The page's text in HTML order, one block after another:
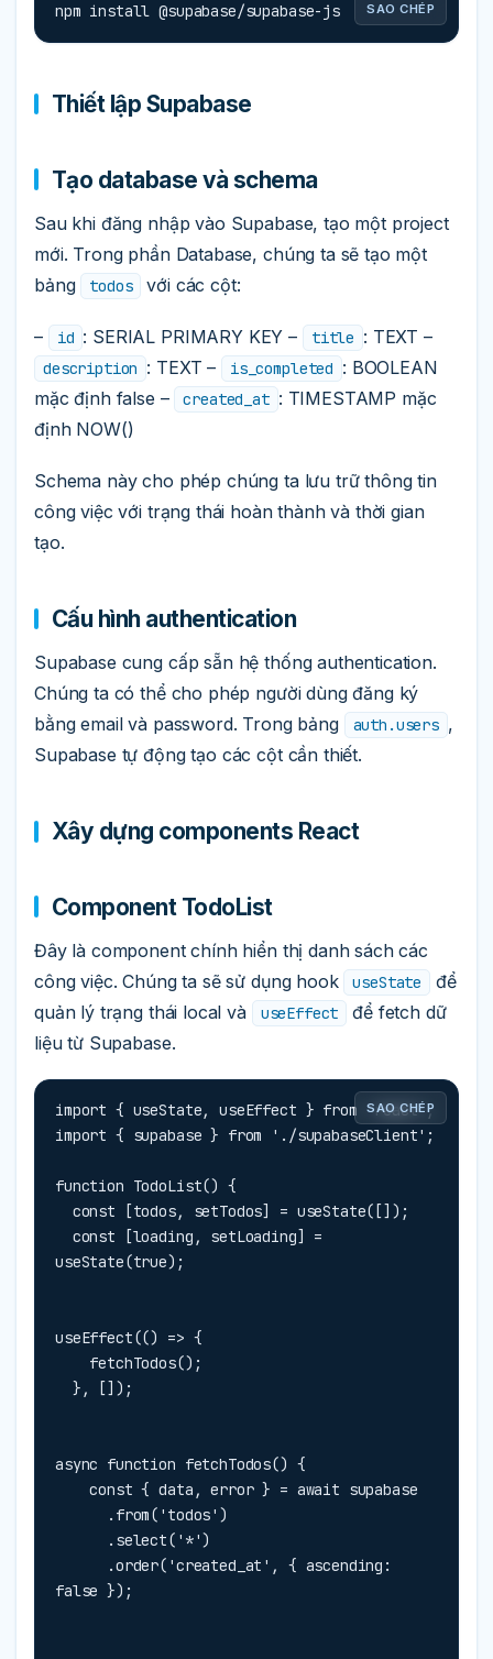
SAO CHÉP
npm install @supabase/supabase-js
Thiết lập Supabase
Tạo database và schema
Sau khi đăng nhập vào Supabase, tạo một project
mới. Trong phần Database, chúng ta sẽ tạo một
bảng
todos với các cột:
– id : SERIAL PRIMARY KEY – title : TEXT –
description : TEXT – is_completed : BOOLEAN
mặc định false –
created_at : TIMESTAMP mặc
định NOW()
Schema này cho phép chúng ta lưu trữ thông tin
công việc với trạng thái hoàn thành và thời gian
tạo.
Cấu hình authentication
Supabase cung cấp sẵn hệ thống authentication.
Chúng ta có thể cho phép người dùng đăng ký
bằng email và password. Trong bảng
auth.users ,
Supabase tự động tạo các cột cần thiết.
Xây dựng components React
Component TodoList
Đây là component chính hiển thị danh sách các
công việc. Chúng ta sẽ sử dụng hook
useState
để
quản lý trạng thái local và
useEffect
để fetch dữ
liệu từ Supabase.
SAO CHÉP
import { useState, useEffect } from 'react';
import { supabase } from './supabaseClient';
function TodoList() {
useState(true);
useEffect(() => {
  }, []);
async function fetchTodos() {
    const { data, error } = await supabase
false });